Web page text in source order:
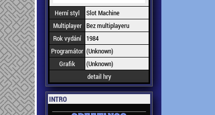
Herní styl
Slot Machine
Multiplayer Bez multiplayeru
Rok vydání
1984
Programátor (Unknown)
Grafik
(Unknown)
detail hry
INTRO